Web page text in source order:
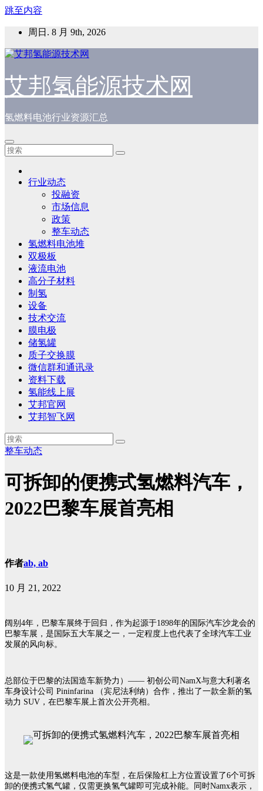
跳至内容
周日. 8 月 9th, 2026
艾邦氢能源技术网
氢燃料电池行业资源汇总
行业动态
投融资
市场信息
政策
整车动态
氢燃料电池堆
双极板
液流电池
高分子材料
制氢
设备
技术交流
膜电极
储氢罐
质子交换膜
微信群和通讯录
资料下载
氢能线上展
艾邦官网
艾邦智飞网
整车动态
可拆卸的便携式氢燃料汽车，
2022巴黎车展首亮相
作者ab, ab
10 月 21, 2022
阔别4年，巴黎车展终于回归，作为起源于1898年的国际汽车沙龙会的
巴黎车展，是国际五大车展之一，一定程度上也代表了全球汽车工业
发展的风向标。
总部位于巴黎的法国造车新势力）—— 初创公司NamX与意大利著名
车身设计公司 Pininfarina （宾尼法利纳）合作，推出了一款全新的氢
动力 SUV，在巴黎车展上首次公开亮相。
这是一款使用氢燃料电池的车型，在后保险杠上方位置设置了6个可拆
卸的便携式氢气罐，仅需更换氢气罐即可完成补能。同时Namx表示，